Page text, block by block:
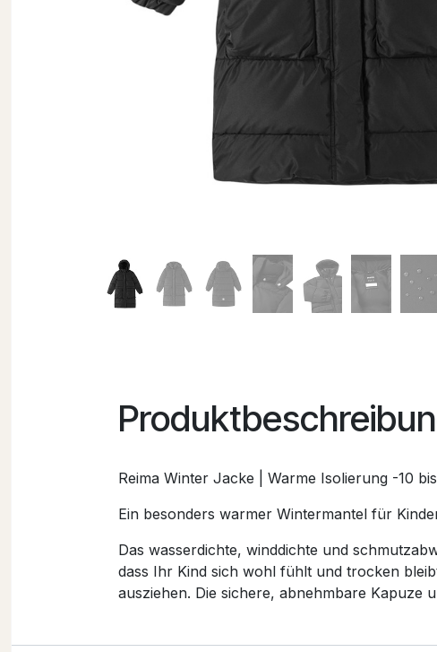
Reima Winter Jacke | Warme Isolierung -10
Ein besonders warmer Wintermantel für
Das wasserdichte, winddichte und
dass Ihr Kind sich wohl fühlt und trocken
ausziehen. Die sichere, abnehmbare Kapuze